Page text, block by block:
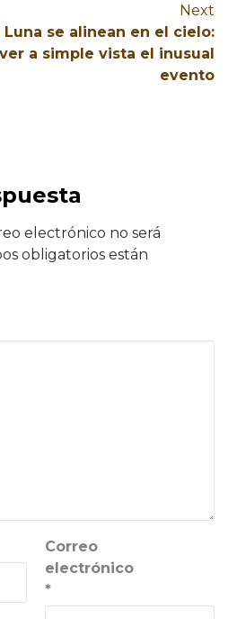
Next
Luna se alinean en el cielo:
a simple vista el inusual
evento
electrónico no será
obligatorios están
Correo
electrónico
*